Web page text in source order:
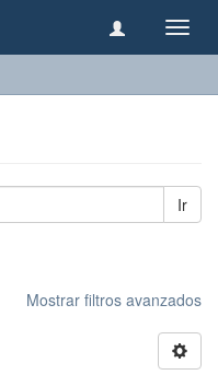
Ir
Mostrar filtros avanzados